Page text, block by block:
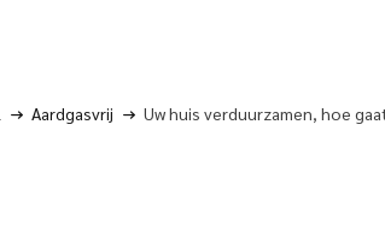
Aardgasvrij Uw huis verduurzamen, hoe